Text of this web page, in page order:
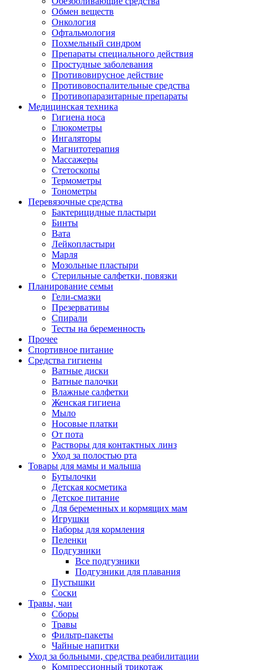
Обмен веществ
Онкология
Офтальмология
Похмельный синдром
Препараты специального действия
Простудные заболевания
Противовирусное действие
Противовоспалительные средства
Противопаразитарные препараты
Медицинская техника
Гигиена носа
Глюкометры
Ингаляторы
Магнитотерапия
Массажеры
Стетоскопы
Термометры
Тонометры
Перевязочные средства
Бактерицидные пластыри
Бинты
Вата
Лейкопластыри
Марля
Мозольные пластыри
Стерильные салфетки, повязки
Планирование семьи
Гели-смазки
Презервативы
Спирали
Тесты на беременность
Прочее
Спортивное питание
Средства гигиены
Ватные диски
Ватные палочки
Влажные салфетки
Женская гигиена
Мыло
Носовые платки
От пота
Растворы для контактных линз
Уход за полостью рта
Товары для мамы и малыша
Бутылочки
Детская косметика
Детское питание
Для беременных и кормящих мам
Игрушки
Наборы для кормления
Пеленки
Подгузники
Все подгузники
Подгузники для плавания
Пустышки
Соски
Травы, чаи
Сборы
Травы
Фильтр-пакеты
Чайные напитки
Уход за больными, средства реабилитации
Компрессионный трикотаж